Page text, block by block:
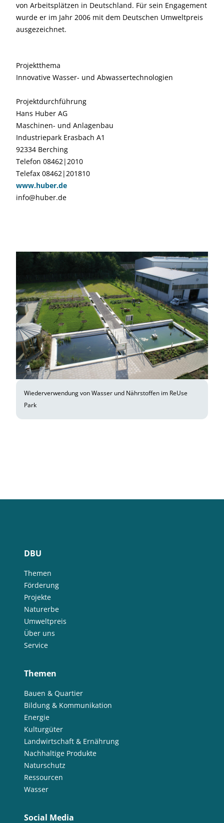
von Arbeitsplätzen in Deutschland. Für sein Engagement
wurde er im Jahr 2006 mit dem Deutschen Umweltpreis
ausgezeichnet.
Projektthema
Innovative Wasser- und Abwassertechnologien
Projektdurchführung
Hans Huber AG
Maschinen- und Anlagenbau
Industriepark Erasbach A1
92334 Berching
Telefon 08462|2010
Telefax 08462|201810
www.huber.de
info@huber.de
Wiederverwendung von Wasser und Nährstoffen im ReUse
Park
DBU
Themen
Förderung
Projekte
Naturerbe
Umweltpreis
Über uns
Service
Themen
Bauen & Quartier
Bildung & Kommunikation
Energie
Kulturgüter
Landwirtschaft & Ernährung
Nachhaltige Produkte
Naturschutz
Ressourcen
Wasser
Social Media